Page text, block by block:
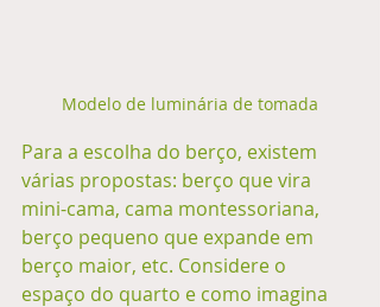
Modelo de luminária de tomada
Para a escolha do berço, existem
várias propostas: berço que vira
mini-cama, cama montessoriana,
berço pequeno que expande em
berço maior, etc. Considere o
espaço do quarto e como imagina